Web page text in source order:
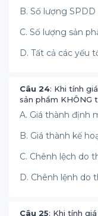
B. Số lượng
C. Số lượng sản
D. Tất cả các yếu
Câu 24: Khi tính
sản phẩm KHÔNG
A. Giá thành định
B. Giá thành kế
C. Chênh lệch do
D. Chênh lệnh do
Câu 25: Khi tính